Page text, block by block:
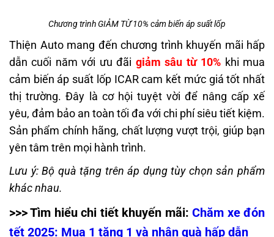
Chương trình GIẢM TỪ 10% cảm biến áp suất lốp
Thiện Auto mang đến chương trình khuyến mãi hấp
dẫn cuối năm với ưu đãi giảm sâu từ 10% khi mua
cảm biến áp suất lốp ICAR cam kết mức giá tốt nhất
thị trường. Đây là cơ hội tuyệt vời để nâng cấp xế
yêu, đảm bảo an toàn tối đa với chi phí siêu tiết kiệm.
Sản phẩm chính hãng, chất lượng vượt trội, giúp bạn
yên tâm trên mọi hành trình.
Lưu ý: Bộ quà tặng trên áp dụng tùy chọn sản phẩm
khác nhau.
>>> Tìm hiểu chi tiết khuyến mãi:Chăm xe đón
tết 2025: Mua 1 tặng 1 và nhận quà hấp dẫn